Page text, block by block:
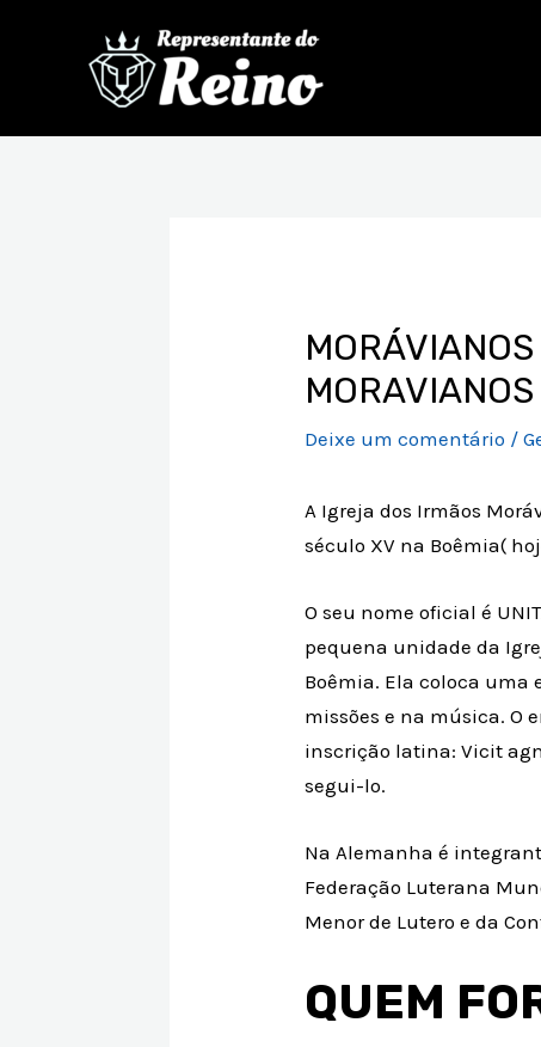
Deixe um comentário /
A Igreja dos Irmãos
século XV na Boêmia(
O seu nome oficial é
pequena unidade da
Boêmia. Ela coloca
missões e na música. O
inscrição latina: Vicit
segui-lo.
Na Alemanha é
Federação Luterana
Menor de Lutero e da
QUEM